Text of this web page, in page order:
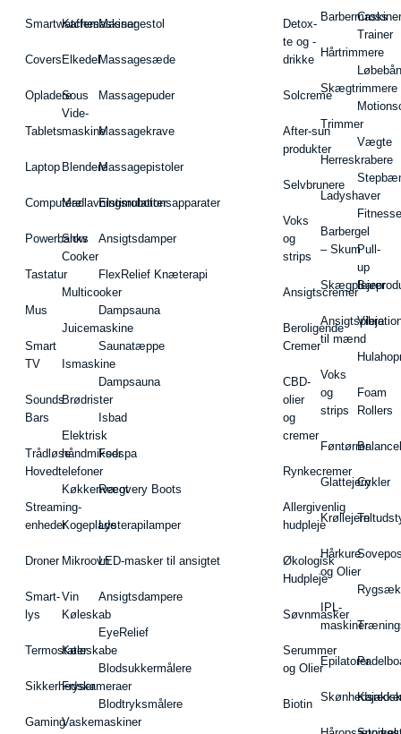
Smartwatches
Covers
Opladere
Tablets
Laptop
Computere
Powerbanks
Tastatur
Mus
Smart
TV
Sounds
Bars
Trådløse
Hovedtelefoner
Streaming-
enheder
Droner
Smart-
lys
Termostater
Sikkerhedskameraer
Gaming
Kaffemaskiner
Elkedel
Sous
Vide-
maskine
Blendere
Madlavningsrobotter
Slow
Cooker
Multicooker
Juicemaskine
Ismaskine
Brødrister
Elektrisk
håndmikser
Køkkenvægt
Kogeplade
Mikroovn
Vin
Køleskab
Køleskabe
Fryser
Vaskemaskiner
Massagestol
Massagesæde
Massagepuder
Massagekrave
Massagepistoler
Elstimulationsapparater
Ansigtsdamper
FlexRelief Knæterapi
Dampsauna
Saunatæppe
Dampsauna
Isbad
Fodspa
Recovery Boots
Lysterapilamper
LED-masker til ansigtet
Ansigtsdampere
EyeRelief
Blodsukkermålere
Blodtryksmålere
Detox-
te og -
drikke
Solcreme
After-sun
produkter
Selvbrunere
Voks
og
strips
Ansigtscremer
Beroligende
Cremer
CBD-
olier
og
cremer
Rynkecremer
Allergivenlig
hudpleje
Økologisk
Hudpleje
Søvnmasker
Serummer
og Olier
Biotin
Hårtrimmere
Skægtrimmere
Trimmer
Herreskrabere
Ladyshaver
Barbergel
– Skum
Ansigtspleje
til mænd
Voks
og
strips
Føntørrer
Glattejern
Krøllejern
Hårkure
og Olier
IPL-
maskiner
Epilatorer
Cross
Trainer
Vægte
Pull-
up
Barer
Foam
Rollers
Cykler